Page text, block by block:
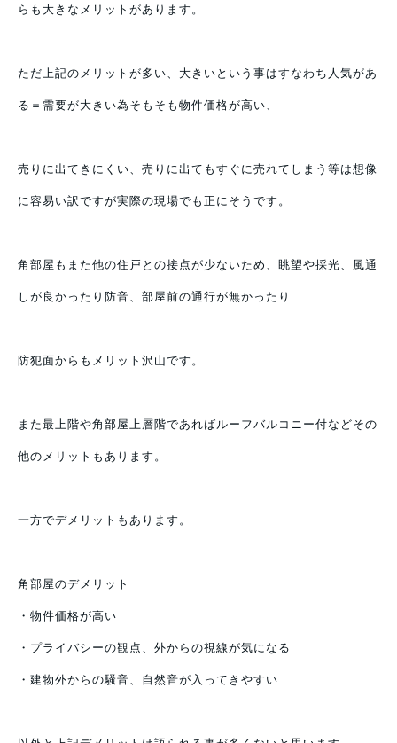
らも大きなメリットがあります。
ただ上記のメリットが多い、大きいという事はすなわち人気があ
る＝需要が大きい為そもそも物件価格が高い、
売りに出てきにくい、売りに出てもすぐに売れてしまう等は想像
に容易い訳ですが実際の現場でも正にそうです。
角部屋もまた他の住戸との接点が少ないため、眺望や採光、風通
しが良かったり防音、部屋前の通行が無かったり
防犯面からもメリット沢山です。
また最上階や角部屋上層階であればルーフバルコニー付などその
他のメリットもあります。
一方でデメリットもあります。
角部屋のデメリット
・物件価格が高い
・プライバシーの観点、外からの視線が気になる
・建物外からの騒音、自然音が入ってきやすい